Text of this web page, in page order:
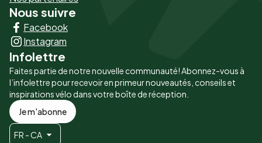
Liens
principaux
Nous suivre
Facebook
Instagram
Infolettre
Faites partie de notre nouvelle communauté! Abonnez-vous à
l’infolettre pour recevoir en primeur nouveautés, conseils et
inspirations vélo dans votre boîte de réception.
Je m'abonne
FR - CA